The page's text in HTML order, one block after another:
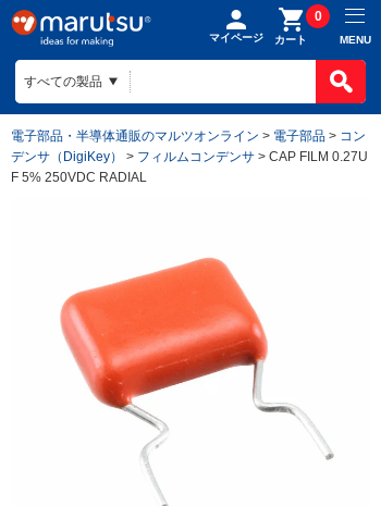
マイページ カート
0
MENU
電子部品・半導体通販のマルツオンライン > 電子部品 > コン
デンサ（DigiKey）
> フィルムコンデンサ > CAP FILM 0.27U
F 5% 250VDC RADIAL